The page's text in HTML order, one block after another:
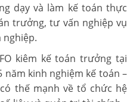
dạy và làm kế toán thực
trưởng, tư vấn nghiệp vụ
nghiệp.
kiêm kế toán trưởng tại
kinh nghiệm kế toán –
thế mạnh về tổ chức hệ